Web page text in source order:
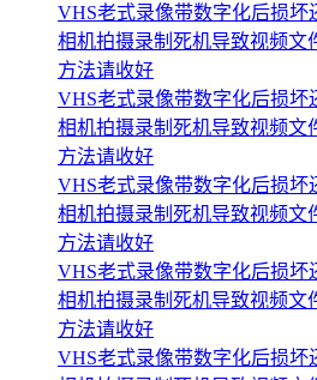
VHS老式录像带数字化后损坏
相机拍摄录制死机导致视频文
方法请收好
VHS老式录像带数字化后损坏
相机拍摄录制死机导致视频文
方法请收好
VHS老式录像带数字化后损坏
相机拍摄录制死机导致视频文
方法请收好
VHS老式录像带数字化后损坏
相机拍摄录制死机导致视频文
方法请收好
VHS老式录像带数字化后损坏